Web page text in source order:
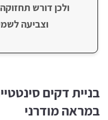
ולכן דורש
וצביעה
בניית דקים
במראה מודרני